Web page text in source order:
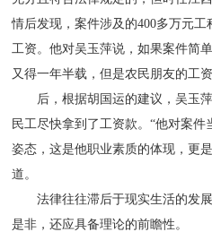
情后发现，案件涉及的400多万元
工资。他对吴玉萍说，如果案件简
又得一年半载，但是农民朋友的工
后，根据胡国运的建议，吴玉萍
民工尽快拿到了工资款。“他对案
姿态，这是他职业素质的体现，更
道。
法律往往滞后于现实生活的发展
是非，还应具备理论的前瞻性。